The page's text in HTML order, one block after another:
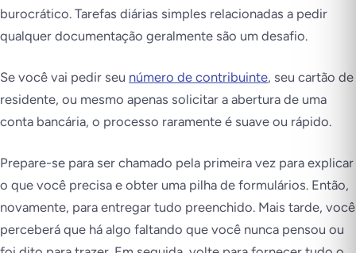
burocrático. Tarefas diárias simples relacionadas a pedir
qualquer documentação geralmente são um desafio.
Se você vai pedir seu número de contribuinte, seu cartão de
residente, ou mesmo apenas solicitar a abertura de uma
conta bancária, o processo raramente é suave ou rápido.
Prepare-se para ser chamado pela primeira vez para explicar
o que você precisa e obter uma pilha de formulários. Então,
novamente, para entregar tudo preenchido. Mais tarde, você
perceberá que há algo faltando que você nunca pensou ou